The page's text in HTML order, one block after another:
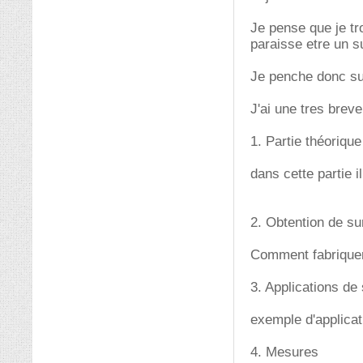
Je pense que je
paraisse etre un
Je penche donc
J'ai une tres
1. Partie théorique
dans cette partie
2. Obtention de
Comment
3. Applications
exemple
4. Mesures